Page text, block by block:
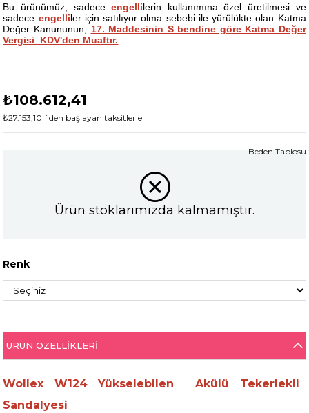
Bu ürünümüz, sadeceengellilerin kullanımına özel üretilmesi ve
sadece engelliler için satılıyor olma sebebi ile yürülükte olan Katma
Değer Kanununun,
17. Maddesinin S bendine göre Katma Değer
Vergisi KDV'den Muaftır.
₺108.612,41
₺27.153,10 `den başlayan taksitlerle
Ürün stoklarımızda kalmamıştır.
Renk
Beden Tablosu
ÜRÜN ÖZELLIKLERI
Wollex W124 Yükselebilen Akülü Tekerlekli
Sandalyesi